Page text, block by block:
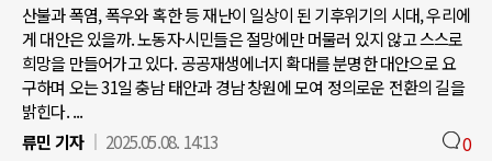
산불과 폭염, 폭우와 혹한 등 재난이 일상이 된 기후위기의 시대, 우리에
게 대안은 있을까. 노동자·시민들은 절망에만 머물러 있지 않고 스스로
희망을 만들어가고 있다. 공공재생에너지 확대를 분명한 대안으로 요
구하며 오는 31일 충남 태안과 경남 창원에 모여 정의로운 전환의 길을
밝힌다. ...
류민 기자
2025.05.08. 14:13 0